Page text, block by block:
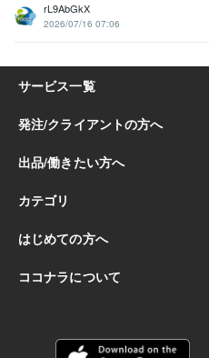
rL9AbGkX
2026/07/16 07:06